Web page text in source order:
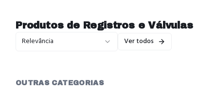
Produtos de Registros e Válvulas
Relevância Ver todos
OUTRAS CATEGORIAS